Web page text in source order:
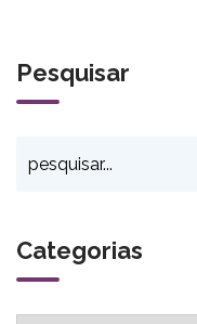
Pesquisar
Categorias